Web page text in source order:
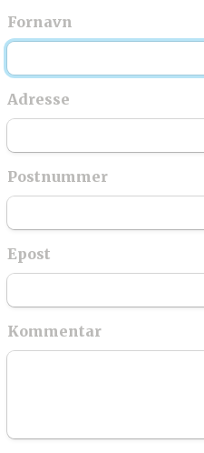
Fornavn
Adresse
Postnummer
Epost
Kommentar